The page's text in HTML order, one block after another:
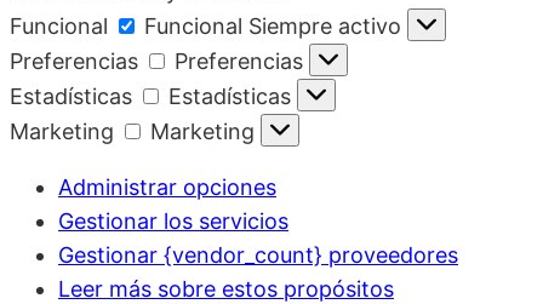
Funcional
Funcional Siempre activo
Preferencias
Preferencias
Estadísticas
Estadísticas
Marketing
Marketing
Administrar opciones
Gestionar los servicios
Gestionar {vendor_count} proveedores
Leer más sobre estos propósitos